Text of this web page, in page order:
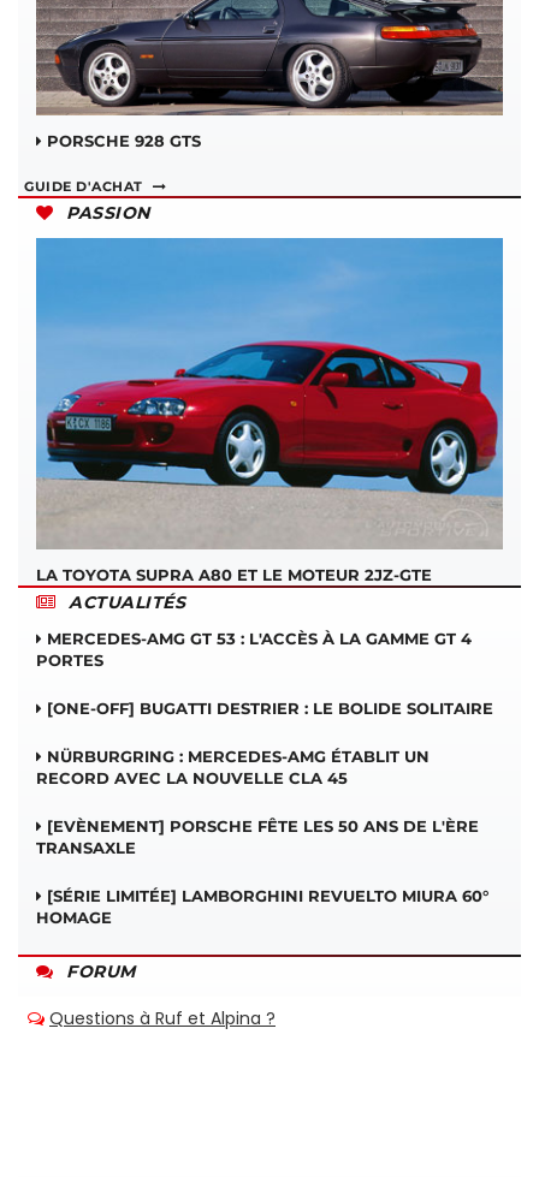
PORSCHE 928 GTS
GUIDE D'ACHAT
PASSION
LA TOYOTA SUPRA A80 ET LE MOTEUR 2JZ-GTE
ACTUALITÉS
MERCEDES-AMG GT 53 : L'ACCÈS À LA GAMME GT 4
PORTES
[ONE-OFF] BUGATTI DESTRIER : LE BOLIDE SOLITAIRE
NÜRBURGRING : MERCEDES-AMG ÉTABLIT UN
RECORD AVEC LA NOUVELLE CLA 45
[EVÈNEMENT] PORSCHE FÊTE LES 50 ANS DE L'ÈRE
TRANSAXLE
[SÉRIE LIMITÉE] LAMBORGHINI REVUELTO MIURA 60°
HOMAGE
FORUM